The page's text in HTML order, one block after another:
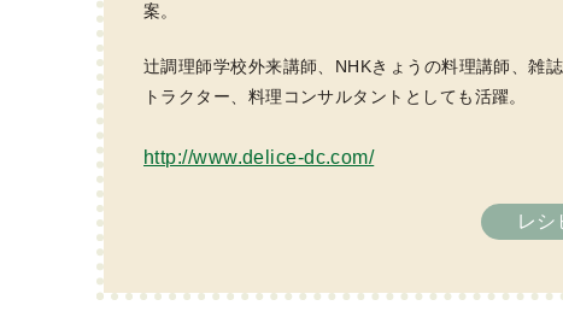
案。
辻調理師学校外来講師、NHKきょうの料理講師、雑
トラクター、料理コンサルタントとしても活躍。
http://www.delice-dc.com/
レシ